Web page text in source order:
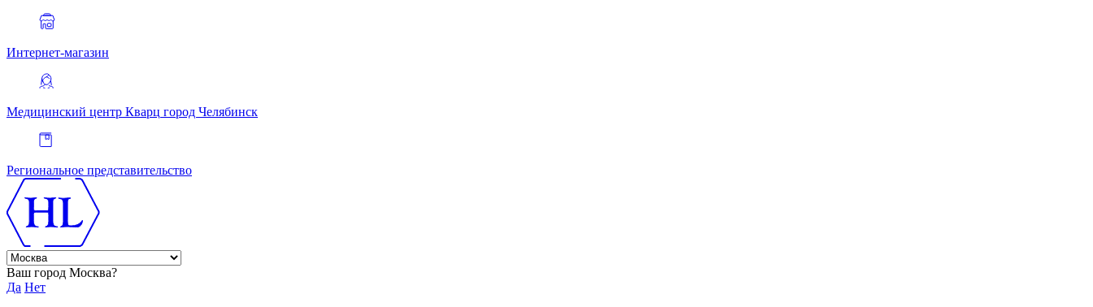
Интернет-магазин
Медицинский центр Кварц город Челябинск
Региональное представительство
Ваш город Москва?
Да Нет